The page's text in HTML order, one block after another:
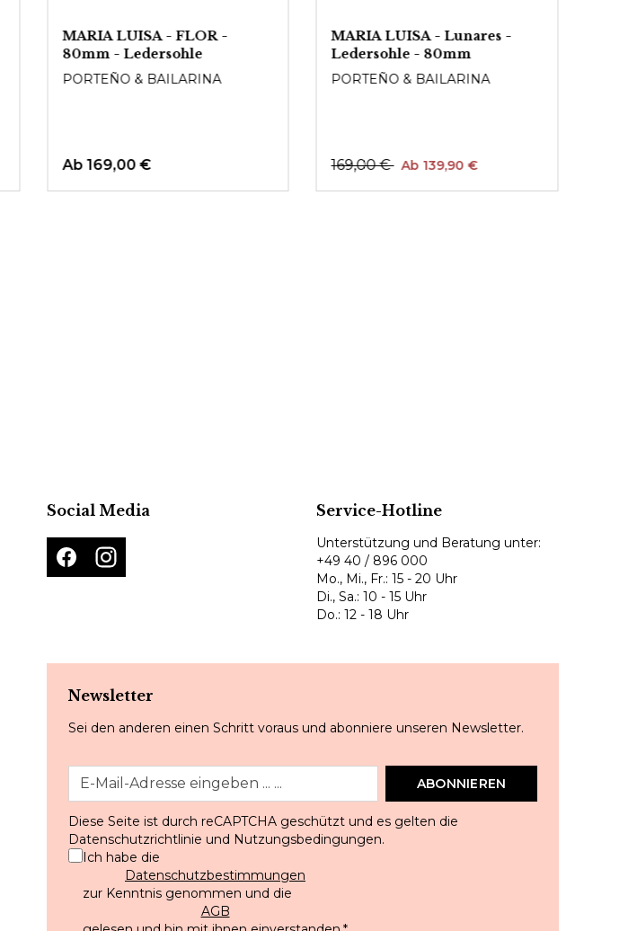
MARIA LUISA - FLOR -
80mm - Ledersohle
PORTEÑO & BAILARINA
Ab 169,00 €
MARIA LUISA - Lunares -
Ledersohle - 80mm
PORTEÑO & BAILARINA
169,00 € Ab 139,90 €
Social Media Service-Hotline
Unterstützung und Beratung unter:
+49 40 / 896 000
Mo., Mi., Fr.: 15 - 20 Uhr
Di., Sa.: 10 - 15 Uhr
Do.: 12 - 18 Uhr
Newsletter
Sei den anderen einen Schritt voraus und abonniere unseren Newsletter.
ABONNIEREN
Diese Seite ist durch reCAPTCHA geschützt und es gelten die
Datenschutzrichtlinie und Nutzungsbedingungen.
Ich habe die
Datenschutzbestimmungen
zur Kenntnis genommen und die
AGB